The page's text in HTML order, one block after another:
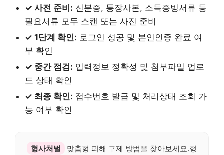
✓ 사전 준비: 신분증, 통장사본, 소득증빙서류 등
필요서류 모두 스캔 또는 사진 준비
✓ 1단계 확인: 로그인 성공 및 본인인증 완료 여
부 확인
✓ 중간 점검: 입력정보 정확성 및 첨부파일 업로
드 상태 확인
✓ 최종 확인: 접수번호 발급 및 처리상태 조회 가
능 여부 확인
형사처벌
맞춤형 피해 구제 방법을 찾아보세요.형